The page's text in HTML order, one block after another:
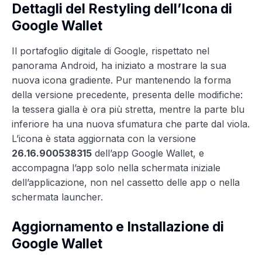
Dettagli del Restyling dell’Icona di
Google Wallet
Il portafoglio digitale di Google, rispettato nel
panorama Android, ha iniziato a mostrare la sua
nuova icona gradiente. Pur mantenendo la forma
della versione precedente, presenta delle modifiche:
la tessera gialla è ora più stretta, mentre la parte blu
inferiore ha una nuova sfumatura che parte dal viola.
L’icona è stata aggiornata con la versione
26.16.900538315 dell’app Google Wallet, e
accompagna l’app solo nella schermata iniziale
dell’applicazione, non nel cassetto delle app o nella
schermata launcher.
Aggiornamento e Installazione di
Google Wallet